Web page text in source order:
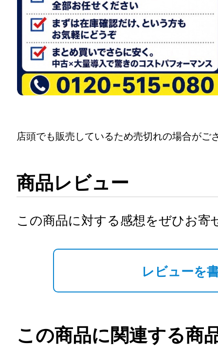
店頭でも販売しているため売切れの場合がご
商品レビュー
この商品に対する感想をぜひお寄
レビューを
この商品に関連する商